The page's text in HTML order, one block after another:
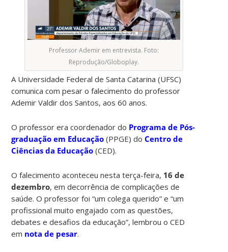
Professor Ademir em entrevista. Foto:
Reprodução/Globoplay.
A Universidade Federal de Santa Catarina (UFSC)
comunica com pesar o falecimento do professor
Ademir Valdir dos Santos, aos 60 anos.
O professor era coordenador do Programa de Pós-
graduação em Educação (PPGE) doCentro de
Ciências da Educação(CED).
O falecimento aconteceu nesta terça-feira, 16 de
dezembro, em decorrência de complicações de
saúde. O professor foi “um colega querido” e “um
profissional muito engajado com as questões,
debates e desafios da educação”, lembrou o CED
em nota de pesar.